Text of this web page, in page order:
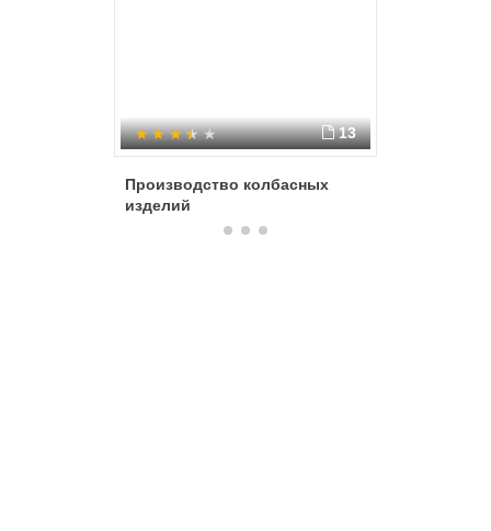
13
Производство колбасных
изделий